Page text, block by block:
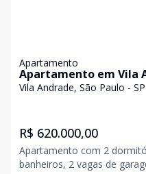
Apartamento
Apartamento em Vila
Vila Andrade, São Paulo - SP
R$ 620.000,00
Apartamento com 2
banheiros, 2 vagas de